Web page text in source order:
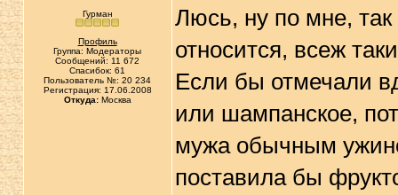
Гурман
Профиль
Группа: Модераторы
Сообщений: 11 672
Спасибок: 61
Пользователь №: 20 234
Регистрация: 17.06.2008
Откуда:Москва
Люсь, ну по мне,
относится, всеж
Если бы отмечали
или шампанское,
мужа обычным
поставила бы